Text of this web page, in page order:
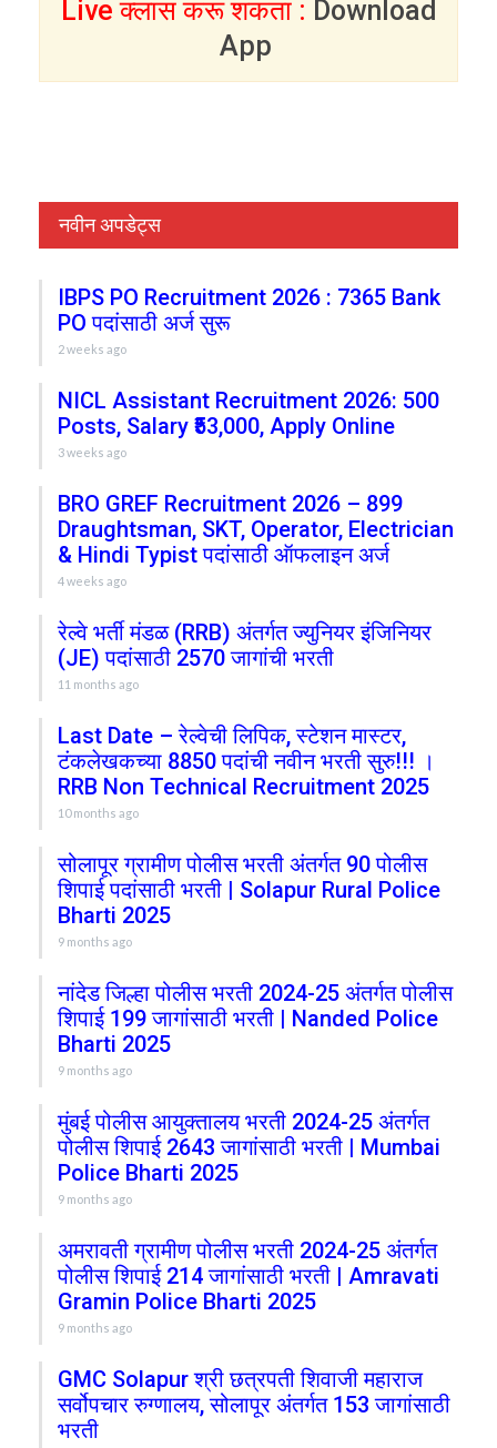
Live क्लास करू शकता : Download
App
नवीन अपडेट्स
IBPS PO Recruitment 2026 : 7365 Bank
PO पदांसाठी अर्ज सुरू
2 weeks ago
NICL Assistant Recruitment 2026: 500
Posts, Salary ₹53,000, Apply Online
3 weeks ago
BRO GREF Recruitment 2026 – 899
Draughtsman, SKT, Operator, Electrician
& Hindi Typist पदांसाठी ऑफलाइन अर्ज
4 weeks ago
रेल्वे भर्ती मंडळ (RRB) अंतर्गत ज्युनियर इंजिनियर
(JE) पदांसाठी 2570 जागांची भरती
11 months ago
Last Date – रेल्वेची लिपिक, स्टेशन मास्टर,
टंकलेखकच्या 8850 पदांची नवीन भरती सुरु!!! ।
RRB Non Technical Recruitment 2025
10 months ago
सोलापूर ग्रामीण पोलीस भरती अंतर्गत 90 पोलीस
शिपाई पदांसाठी भरती | Solapur Rural Police
Bharti 2025
9 months ago
नांदेड जिल्हा पोलीस भरती 2024-25 अंतर्गत पोलीस
शिपाई 199 जागांसाठी भरती | Nanded Police
Bharti 2025
9 months ago
मुंबई पोलीस आयुक्तालय भरती 2024-25 अंतर्गत
पोलीस शिपाई 2643 जागांसाठी भरती | Mumbai
Police Bharti 2025
9 months ago
अमरावती ग्रामीण पोलीस भरती 2024-25 अंतर्गत
पोलीस शिपाई 214 जागांसाठी भरती | Amravati
Gramin Police Bharti 2025
9 months ago
GMC Solapur श्री छत्रपती शिवाजी महाराज
सर्वोपचार रुग्णालय, सोलापूर अंतर्गत 153 जागांसाठी
भरती